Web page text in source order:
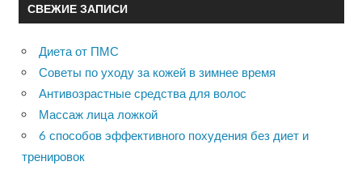
СВЕЖИЕ ЗАПИСИ
Диета от ПМС
Советы по уходу за кожей в зимнее время
Антивозрастные средства для волос
Массаж лица ложкой
6 способов эффективного похудения без диет и
тренировок